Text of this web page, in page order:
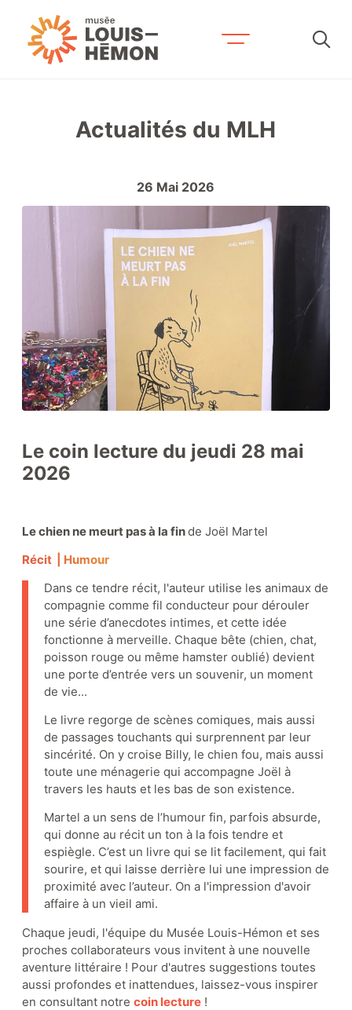
Visitez-nous
Horaire et tarifs
Accessibilité et services
Expositions et activités
Prévoyez votre séjour
Contactez-nous
Zone Louis Hémon
Nos collections
Appuyez le musée
Actualités Événements
Partenaires
Actualités du MLH
26 Mai 2026
Le coin lecture du jeudi 28 mai
2026
Le chien ne meurt pas à la finde Joël Martel
Récit
| Humour
Dans ce tendre récit, l'auteur utilise les animaux de
compagnie comme fil conducteur pour dérouler
une série d’anecdotes intimes, et cette idée
fonctionne à merveille. Chaque bête (chien, chat,
poisson rouge ou même hamster oublié) devient
une porte d’entrée vers un souvenir, un moment
de vie...
Le livre regorge de scènes comiques, mais aussi
de passages touchants qui surprennent par leur
sincérité. On y croise Billy, le chien fou, mais aussi
toute une ménagerie qui accompagne Joël à
travers les hauts et les bas de son existence.
Martel a un sens de l’humour fin, parfois absurde,
qui donne au récit un ton à la fois tendre et
espiègle. C’est un livre qui se lit facilement, qui fait
sourire, et qui laisse derrière lui une impression de
proximité avec l’auteur. On a l'impression d'avoir
affaire à un vieil ami.
Chaque jeudi, l'équipe du Musée Louis-Hémon et ses
proches collaborateurs vous invitent à une nouvelle
aventure littéraire ! Pour d'autres suggestions toutes
aussi profondes et inattendues, laissez-vous inspirer
en consultant notrecoin lecture !